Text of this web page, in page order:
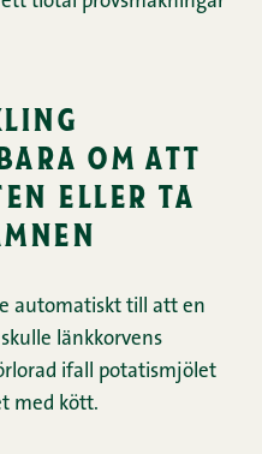
om att
eller ta
automatiskt till att en
länkkorvens
ifall potatismjölet
med kött.